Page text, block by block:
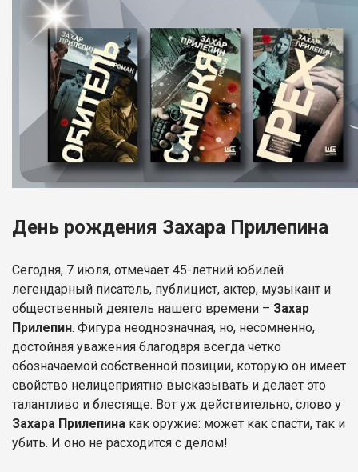
День рождения Захара Прилепина
Сегодня, 7 июля, отмечает 45-летний юбилей
легендарный писатель, публицист, актер, музыкант и
общественный деятель нашего времени – Захар
Прилепин. Фигура неоднозначная, но, несомненно,
достойная уважения благодаря всегда четко
обозначаемой собственной позиции, которую он имеет
свойство нелицеприятно высказывать и делает это
талантливо и блестяще. Вот уж действительно, слово у
Захара Прилепина как оружие: может как спасти, так и
убить. И оно не расходится с делом!